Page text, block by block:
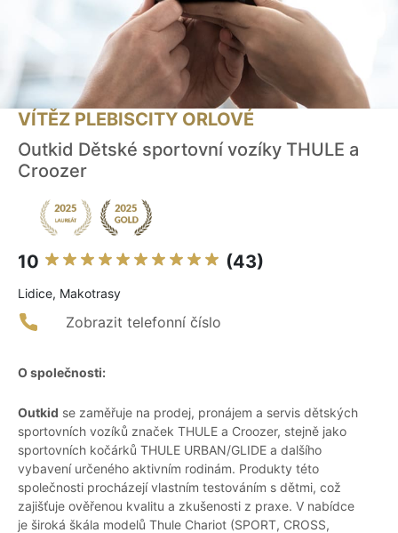
VÍTĚZ PLEBISCITY ORLOVÉ
Outkid Dětské sportovní vozíky THULE a
Croozer
10 (43)
Lidice, Makotrasy
Zobrazit telefonní číslo
O společnosti:
Outkid se zaměřuje na prodej, pronájem a servis dětských
sportovních vozíků značek THULE a Croozer, stejně jako
sportovních kočárků THULE URBAN/GLIDE a dalšího
vybavení určeného aktivním rodinám. Produkty této
společnosti procházejí vlastním testováním s dětmi, což
zajišťuje ověřenou kvalitu a zkušenosti z praxe. V nabídce
je široká škála modelů Thule Chariot (SPORT, CROSS,